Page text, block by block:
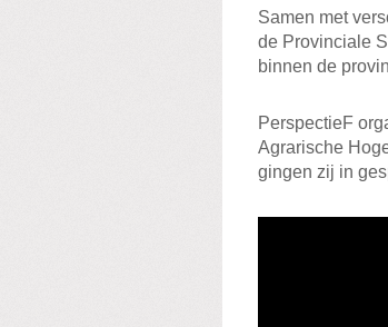
Samen met
de Provinciale
binnen de
PerspectieF
Agrarische
gingen zij in